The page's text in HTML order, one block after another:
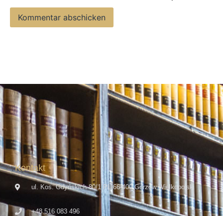
Kontakt
ul. Kos. Gdyńskich 80/1 PL 66-400 Gorzów Wielkopolski
+48 516 083 496